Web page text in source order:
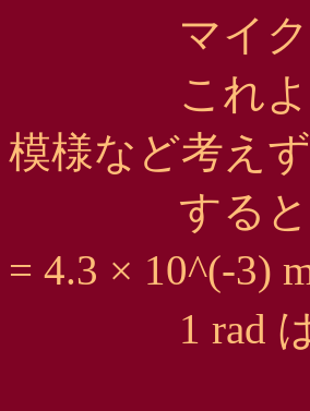
マイクロフ
これより（
模様など考え
すると、
= 4.3 × 10^(-3)
1 rad は、